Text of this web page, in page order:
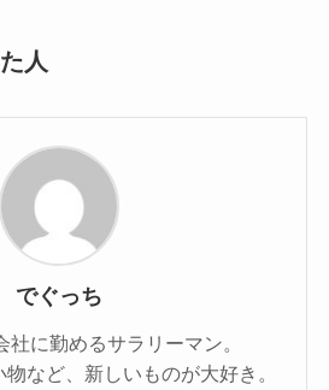
人
でぐっち
社に勤めるサラリーマン。
など、新しいものが大好き。